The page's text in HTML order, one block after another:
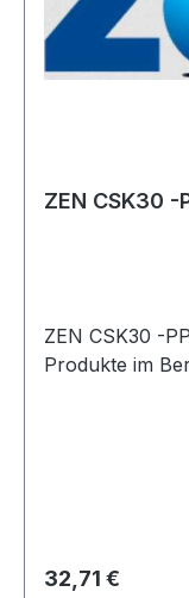
ZEN CSK30 -
ZEN CSK30 -PP
Regulärer Preis:
32,71 €